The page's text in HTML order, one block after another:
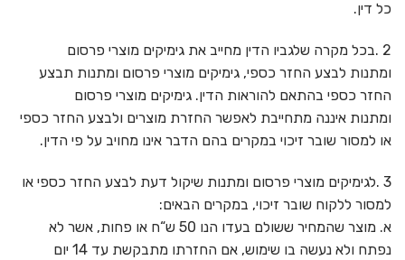
כל דין.
2 .בכל מקרה שלגביו הדין מחייב את גימיקים מוצרי פרסום
ומתנות לבצע החזר כספי, גימיקים מוצרי פרסום ומתנות תבצע
החזר כספי בהתאם להוראות הדין. גימיקים מוצרי פרסום
ומתנות איננה מתחייבת לאפשר החזרת מוצרים ולבצע החזר כספי
או למסור שובר זיכוי במקרים בהם הדבר אינו מחויב על פי הדין.
3 .לגימיקים מוצרי פרסום ומתנות שיקול דעת לבצע החזר כספי או
למסור ללקוח שובר זיכוי, במקרים הבאים:
א. מוצר שהמחיר ששולם בעדו הנו 50 ש“ח או פחות, אשר לא
נפתח ולא נעשה בו שימוש, אם החזרתו מתבקשת עד 14 יום